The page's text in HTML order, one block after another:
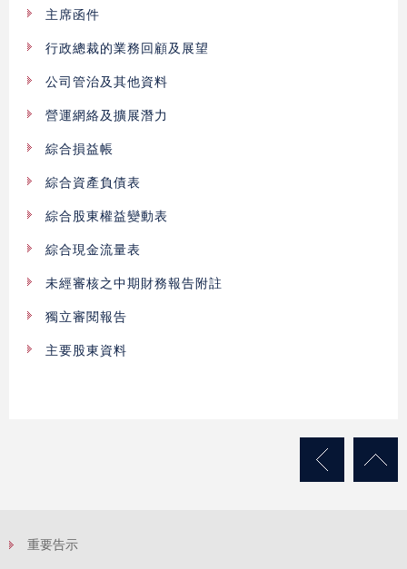
主席函件
行政總裁的業務回顧及展望
公司管治及其他資料
營運網絡及擴展潛力
綜合損益帳
綜合資產負債表
綜合股東權益變動表
綜合現金流量表
未經審核之中期財務報告附註
獨立審閱報告
主要股東資料
重要告示